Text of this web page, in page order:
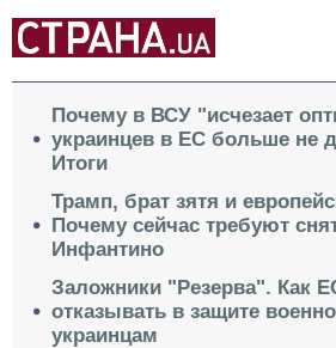
Почему в ВСУ "исчезает
украинцев в ЕС больше не
Итоги
Трамп, брат зятя и
Почему сейчас требуют
Инфантино
Заложники "Резерва". Как
отказывать в защите
украинцам